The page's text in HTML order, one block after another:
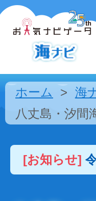
ホーム 海
八丈島・汐間
[お知らせ]